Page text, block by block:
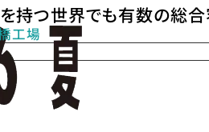
持つ世界でも有数の総合
工場